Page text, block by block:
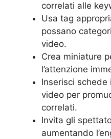
correlati alle
Usa tag
possano
video.
Crea miniature
l’attenzione
Inserisci
video per
correlati.
Invita gli
aumentando